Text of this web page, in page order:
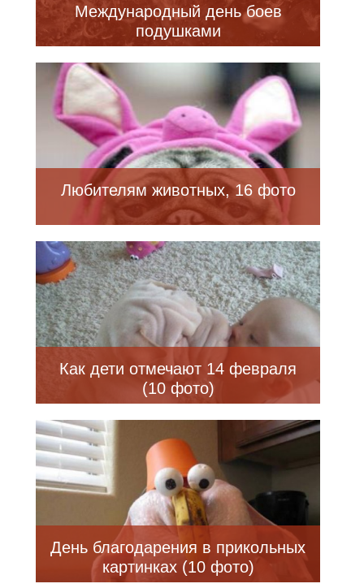
Международный день боев
подушками
Любителям животных, 16 фото
Как дети отмечают 14 февраля
(10 фото)
День благодарения в прикольных
картинках (10 фото)